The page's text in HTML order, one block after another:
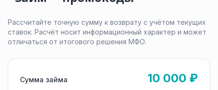
Рассчитайте точную сумму к возврату с учётом текущих
ставок. Расчёт носит информационный характер и может
отличаться от итогового решения МФО.
Сумма займа 10 000 ₽